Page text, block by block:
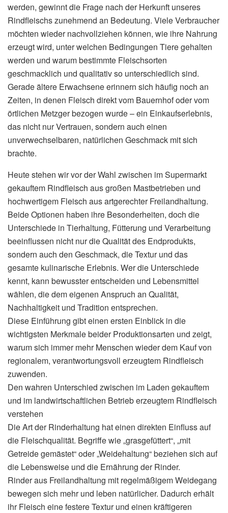
werden, gewinnt die Frage nach der Herkunft unseres
Rindfleischs zunehmend an Bedeutung. Viele Verbraucher
möchten wieder nachvollziehen können, wie ihre Nahrung
erzeugt wird, unter welchen Bedingungen Tiere gehalten
werden und warum bestimmte Fleischsorten
geschmacklich und qualitativ so unterschiedlich sind.
Gerade ältere Erwachsene erinnern sich häufig noch an
Zeiten, in denen Fleisch direkt vom Bauernhof oder vom
örtlichen Metzger bezogen wurde – ein Einkaufserlebnis,
das nicht nur Vertrauen, sondern auch einen
unverwechselbaren, natürlichen Geschmack mit sich
brachte.
Heute stehen wir vor der Wahl zwischen im Supermarkt
gekauftem Rindfleisch aus großen Mastbetrieben und
hochwertigem Fleisch aus artgerechter Freilandhaltung.
Beide Optionen haben ihre Besonderheiten, doch die
Unterschiede in Tierhaltung, Fütterung und Verarbeitung
beeinflussen nicht nur die Qualität des Endprodukts,
sondern auch den Geschmack, die Textur und das
gesamte kulinarische Erlebnis. Wer die Unterschiede
kennt, kann bewusster entscheiden und Lebensmittel
wählen, die dem eigenen Anspruch an Qualität,
Nachhaltigkeit und Tradition entsprechen.
Diese Einführung gibt einen ersten Einblick in die
wichtigsten Merkmale beider Produktionsarten und zeigt,
warum sich immer mehr Menschen wieder dem Kauf von
regionalem, verantwortungsvoll erzeugtem Rindfleisch
zuwenden.
Den wahren Unterschied zwischen im Laden gekauftem
und im landwirtschaftlichen Betrieb erzeugtem Rindfleisch
verstehen
Die Art der Rinderhaltung hat einen direkten Einfluss auf
die Fleischqualität. Begriffe wie „grasgefüttert“, „mit
Getreide gemästet“ oder „Weidehaltung“ beziehen sich auf
die Lebensweise und die Ernährung der Rinder.
Rinder aus Freilandhaltung mit regelmäßigem Weidegang
bewegen sich mehr und leben natürlicher. Dadurch erhält
ihr Fleisch eine festere Textur und einen kräftigeren